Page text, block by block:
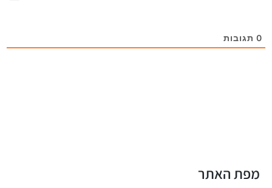
0תגובות
מפת האתר